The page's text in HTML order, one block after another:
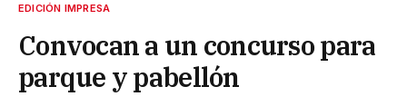
EDICIÓN IMPRESA
Convocan a un concurso para
parque y pabellón